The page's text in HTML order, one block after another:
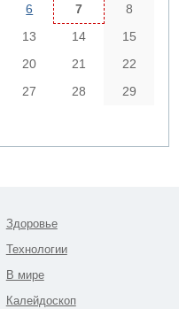
6 7
8
13 14
15
20 21
22
27 28
29
Здоровье
Технологии
В мире
Калейдоскоп